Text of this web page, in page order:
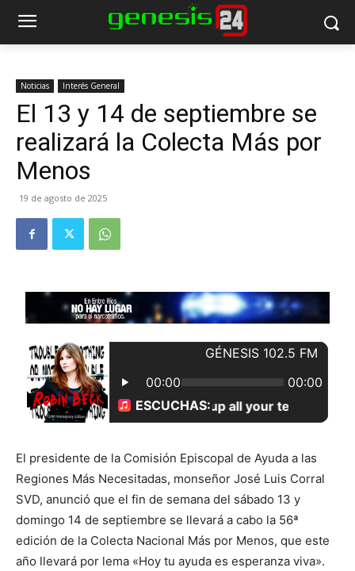
Noticias Interés General
El 13 y 14 de septiembre se
realizará la Colecta Más por
Menos
19 de agosto de 2025
El presidente de la Comisión Episcopal de Ayuda a las
Regiones Más Necesitadas, monseñor José Luis Corral
SVD, anunció que el fin de semana del sábado 13 y
domingo 14 de septiembre se llevará a cabo la 56ª
edición de la Colecta Nacional Más por Menos, que este
año llevará por lema «Hoy tu ayuda es esperanza viva».